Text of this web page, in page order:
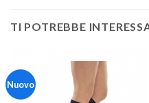
TI POTREBBE
Nuovo